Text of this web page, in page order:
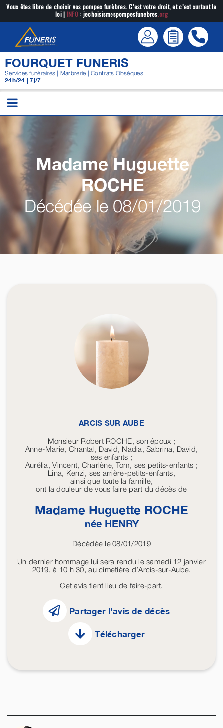
Passer
contenu
Vous êtes libre de choisir vos pompes funèbres. C’est votre droit, et c’est surtout la
loi | INFO: jechoisismespompesfunebres.org
FOURQUET FUNERIS
Services funéraires | Marbrerie | Contrats Obsèques
24h/24 | 7j/7
Madame Huguette
ROCHE
Décédée le 08/01/2019
ARCIS SUR AUBE
Monsieur Robert ROCHE, son époux ;
Anne-Marie, Chantal, David, Nadia, Sabrina, David,
ses enfants ;
Aurélia, Vincent, Charlène, Tom, ses petits-enfants ;
Lina, Kenzi, ses arrière-petits-enfants,
ainsi que toute la famille,
ont la douleur de vous faire part du décès de
Madame Huguette ROCHE
née HENRY
Décédée le 08/01/2019
Un dernier hommage lui sera rendu le samedi 12 janvier
2019, à 10 h 30, au cimetière d’Arcis-sur-Aube.
Cet avis tient lieu de faire-part.
Partager l'avis de décès
Télécharger